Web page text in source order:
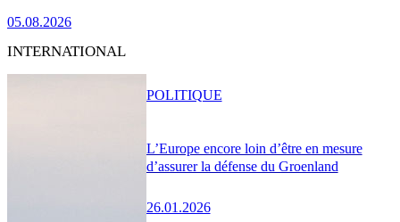
05.08.2026
INTERNATIONAL
L’Europe encore loin d’être en mesure
d’assurer la défense du Groenland
26.01.2026
POLITIQUE